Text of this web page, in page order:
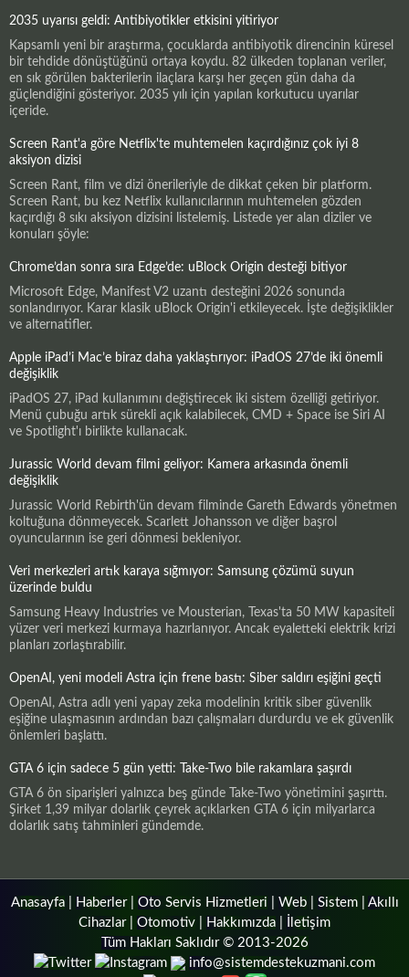
2035 uyarısı geldi: Antibiyotikler etkisini yitiriyor
Kapsamlı yeni bir araştırma, çocuklarda antibiyotik direncinin küresel
bir tehdide dönüştüğünü ortaya koydu. 82 ülkeden toplanan veriler,
en sık görülen bakterilerin ilaçlara karşı her geçen gün daha da
güçlendiğini gösteriyor. 2035 yılı için yapılan korkutucu uyarılar
içeride.
Screen Rant'a göre Netflix'te muhtemelen kaçırdığınız çok iyi 8
aksiyon dizisi
Screen Rant, film ve dizi önerileriyle de dikkat çeken bir platform.
Screen Rant, bu kez Netflix kullanıcılarının muhtemelen gözden
kaçırdığı 8 sıkı aksiyon dizisini listelemiş. Listede yer alan diziler ve
konuları şöyle:
Chrome’dan sonra sıra Edge’de: uBlock Origin desteği bitiyor
Microsoft Edge, Manifest V2 uzantı desteğini 2026 sonunda
sonlandırıyor. Karar klasik uBlock Origin'i etkileyecek. İşte değişiklikler
ve alternatifler.
Apple iPad’i Mac’e biraz daha yaklaştırıyor: iPadOS 27’de iki önemli
değişiklik
iPadOS 27, iPad kullanımını değiştirecek iki sistem özelliği getiriyor.
Menü çubuğu artık sürekli açık kalabilecek, CMD + Space ise Siri AI
ve Spotlight'ı birlikte kullanacak.
Jurassic World devam filmi geliyor: Kamera arkasında önemli
değişiklik
Jurassic World Rebirth'ün devam filminde Gareth Edwards yönetmen
koltuğuna dönmeyecek. Scarlett Johansson ve diğer başrol
oyuncularının ise geri dönmesi bekleniyor.
Veri merkezleri artık karaya sığmıyor: Samsung çözümü suyun
üzerinde buldu
Samsung Heavy Industries ve Mousterian, Texas'ta 50 MW kapasiteli
yüzer veri merkezi kurmaya hazırlanıyor. Ancak eyaletteki elektrik krizi
planları zorlaştırabilir.
OpenAI, yeni modeli Astra için frene bastı: Siber saldırı eşiğini geçti
OpenAI, Astra adlı yeni yapay zeka modelinin kritik siber güvenlik
eşiğine ulaşmasının ardından bazı çalışmaları durdurdu ve ek güvenlik
önlemleri başlattı.
GTA 6 için sadece 5 gün yetti: Take-Two bile rakamlara şaşırdı
GTA 6 ön siparişleri yalnızca beş günde Take-Two yönetimini şaşırttı.
Şirket 1,39 milyar dolarlık çeyrek açıklarken GTA 6 için milyarlarca
dolarlık satış tahminleri gündemde.
Anasayfa| Haberler| Oto Servis Hizmetleri Web| Sistem| Akıllı
Cihazlar| Otomotiv Hakkımızda
İletişim
Tüm Hakları Saklıdır © 2013-2026
info@sistemdestekuzmani.com